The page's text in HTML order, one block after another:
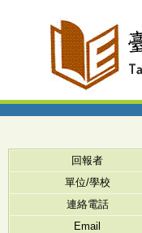
回報者
單位/學校
連絡電話
Email